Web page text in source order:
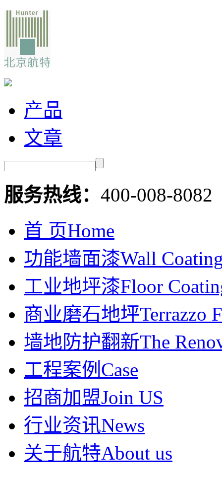
产品
文章
服务热线： 400-008-8082
首 页Home
功能墙面漆Wall
工业地坪漆Floor
商业磨石地坪Terrazzo
墙地防护翻新The
工程案例 Case
招商加盟Join US
行业资讯News
关于航特About us